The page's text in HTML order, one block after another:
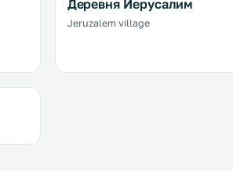
Деревня Йерусалим
Jeruzalem village